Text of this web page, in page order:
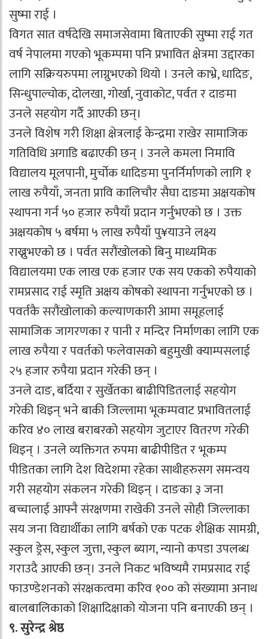
सुष्मा राई ।
विगत सात वर्षदेखि समाजसेवामा बिताएकी सुष्मा राई गत
वर्ष नेपालमा गएको भूकम्पमा पनि प्रभावित क्षेत्रमा उद्दारका
लागि सक्रियरुपमा लाग्नुभएको थियो । उनले काभ्रे, धादिङ,
सिन्धुपाल्चोक, दोलखा, गोर्खा, नुवाकोट, पर्वत र दाङमा
उनले सहयोग गर्दै आएकी छन्।
उनले विशेष गरी शिक्षा क्षेत्रलाई केन्द्रमा राखेर सामाजिक
गतिविधि अगाडि बढाएकी छन् । उनले कमला निमावि
विद्यालय मूलपानी, मुर्चोक धादिङमा पुनर्निर्माणको लागि १
लाख रुपैयाँ, जनता प्रावि कालिचौर सैघा दाङमा अक्षयकोष
स्थापना गर्न ५० हजार रुपैयाँ प्रदान गर्नुभएको छ । उक्त
अक्षयकोष ५ बर्षमा ५ लाख रुपैयाँ पु¥याउने लक्ष्य
राख्नुभएको छ । पर्वत सरौंखोलको बिनु माध्यमिक
विद्यालयमा एक लाख एक हजार एक सय एकको रुपैयाको
रामप्रसाद राई स्मृति अक्षय कोषको स्थापना गर्नुभएको छ ।
पवर्तकै सरौंखोलाको कल्याणकारी आमा समूहलाई
सामाजिक जागरणका र पानी र मन्दिर निर्माणका लागि एक
लाख रुपैया र पवर्तको फलेवासको बहुमुखी क्याम्पसलाई
२५ हजार रुपैया प्रदान गरेकी छन् ।
उनले दाङ, बर्दिया र सुर्खेतका बाढीपिडितलाई सहयोग
गरेकी थिइन् भने बाकी जिल्लामा भूकम्पवाट प्रभावितलाई
करिव ४० लाख बराबरको सहयोग जुटाएर वितरण गरेकी
थिइन् । उनले व्यक्तिगत रुपमा बाढीपीडित र भूकम्प
पीडितका लागि देश विदेशमा रहेका साथीहरुसग समन्वय
गरी सहयोग संकलन गरेकी थिइन् । दाङका ३ जना
बच्चालाई आफ्नै संरक्षणमा राखेकी उनले सोही जिल्लाका
सय जना विद्यार्थीका लागि बर्षको एक पटक शैक्षिक सामग्री,
स्कुल ड्रेस, स्कुल जुत्ता, स्कुल ब्याग, न्यानो कपडा उपलब्ध
गराउदै आएकी छन्। उनले निकट भविष्यमै रामप्रसाद राई
फाउण्डेशनको संरक्षकत्वमा करिव १०० को संख्यामा अनाथ
बालबालिकाको शिक्षादिक्षाको योजना पनि बनाएकी छन् ।
९. सुरेन्द्र श्रेष्ठ